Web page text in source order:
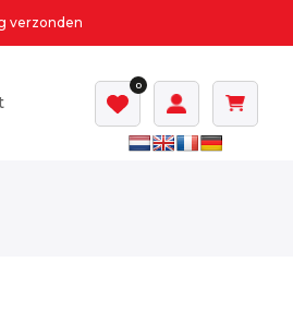
verzonden
0